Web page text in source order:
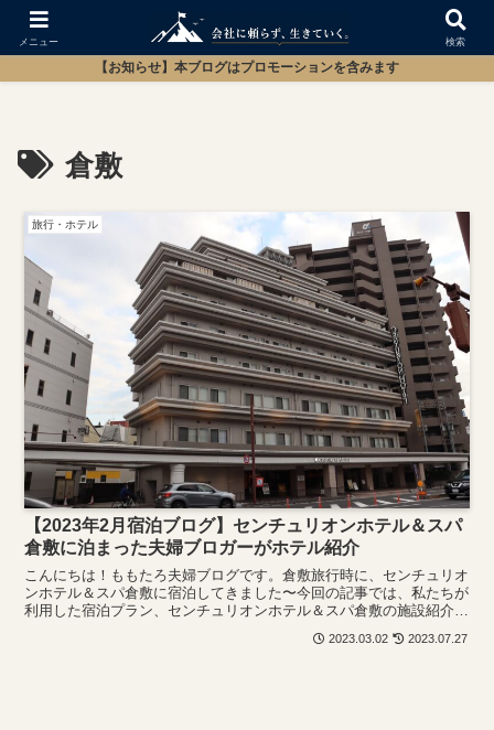
【お知らせ】本ブログはプロモーションを含みます
倉敷
旅行・ホテル
【2023年2月宿泊ブログ】センチュリオンホテル＆スパ
倉敷に泊まった夫婦ブロガーがホテル紹介
こんにちは！ももたろ夫婦ブログです。倉敷旅行時に、センチュリオ
ンホテル＆スパ倉敷に宿泊してきました〜今回の記事では、私たちが
利用した宿泊プラン、センチュリオンホテル＆スパ倉敷の施設紹介、
2023.03.02 2023.07.27
メニュー 検索